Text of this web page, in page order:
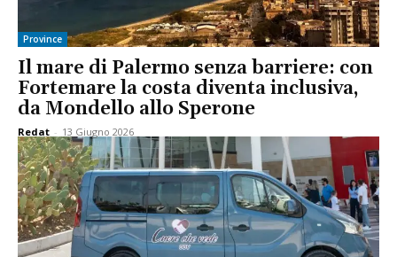
Province
Il mare di Palermo senza barriere: con
Fortemare la costa diventa inclusiva,
da Mondello allo Sperone
Redat - 13 Giugno 2026